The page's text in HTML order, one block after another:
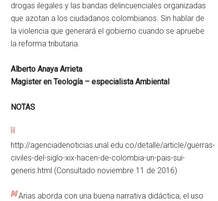
drogas ilegales y las bandas delincuenciales organizadas
que azotan a los ciudadanos colombianos. Sin hablar de
la violencia que generará el gobierno cuando se apruebe
la reforma tributaria.
Alberto Anaya Arrieta
Magister en Teología – especialista Ambiental
NOTAS
[i]
http://agenciadenoticias.unal.edu.co/detalle/article/guerras-
civiles-del-siglo-xix-hacen-de-colombia-un-pais-sui-
generis.html (Consultado noviembre 11 de 2016)
[ii]Arias aborda con una buena narrativa didáctica, el uso